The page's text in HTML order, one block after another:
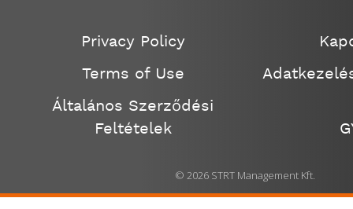
Privacy Policy
Terms of Use
Általános Szerződési
Feltételek
© 2026 STRT Management Kft.